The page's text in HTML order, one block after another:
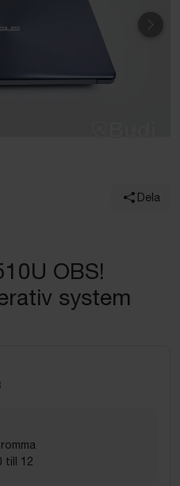
Dela
OBS!
system
till 12